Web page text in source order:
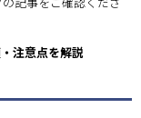
注意点を解説